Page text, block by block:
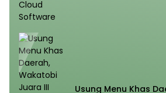
Usung Menu Khas